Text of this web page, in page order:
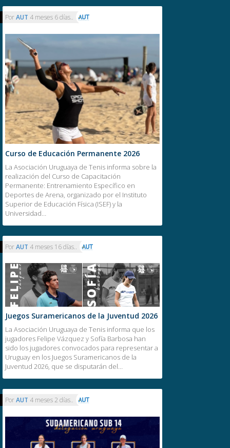
PorAUT 4 meses 2 días..
PorAUT 4 meses 6 días..
Curso de Educación Permanente 2026
La Asociación Uruguaya de Tenis informa sobre la
realización del Curso de Capacitación
Permanente: Entrenamiento Específico en
Deportes de Arena, organizado por el Instituto
Superior de Educación Física (ISEF) y la
Universidad…
PorAUT 4 meses 16 días..
Juegos Suramericanos de la Juventud 2026
La Asociación Uruguaya de Tenis informa que los
jugadores Felipe Vázquez y Sofía Barbosa han
sido los jugadores convocados para representar a
Uruguay en los Juegos Suramericanos de la
Juventud 2026, que se disputarán del…